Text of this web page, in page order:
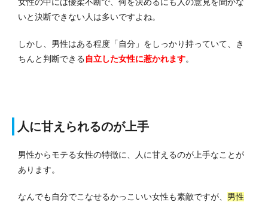
いと決断できない人は多いですよね。
しかし、男性はある程度「自分」をしっかり持っていて、き
ちんと判断できる 自立した女性に惹かれます。
人に甘えられるのが上手
男性からモテる女性の特徴に、人に甘えるのが上手なことが
あります。
なんでも自分でこなせるかっこいい女性も素敵ですが、 男性